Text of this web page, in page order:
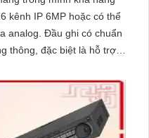
kênh IP 6MP hoặc có thể
có chuẩn
thông, đặc biệt là hỗ trợ 4